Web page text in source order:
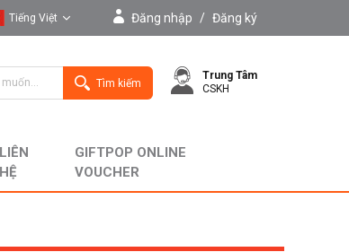
Tiếng Việt
English
Đăng nhập / Đăng ký
Tìm kiếm
Trung Tâm
CSKH
LIÊN
HỆ
GIFTPOP ONLINE
VOUCHER